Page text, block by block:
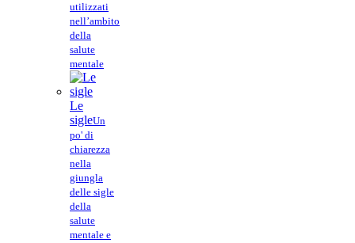
utilizzati
nell’ambito
della
salute
mentale
Le
sigleUn
po' di
chiarezza
nella
giungla
delle sigle
della
salute
mentale e